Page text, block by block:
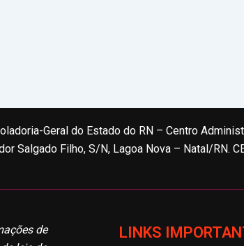
Geral do Estado do RN – Centro
Salgado Filho, S/N, Lagoa Nova – Natal/RN.
de
LINKS